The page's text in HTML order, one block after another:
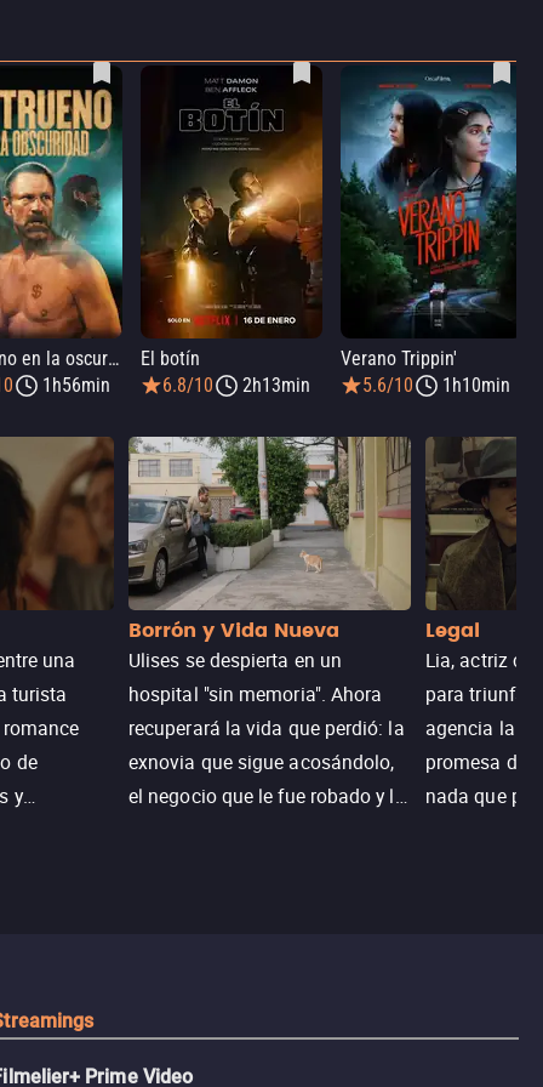
Un trueno en la oscuridad
1h56min
El botín
6.8/10
2h13min
Verano Trippin'
5.6/10
1h10min
una
turista
de
y
Borrón y Vida Nueva
Ulises se despierta en un
hospital "sin memoria". Ahora
recuperará la vida que perdió: la
exnovia que sigue acosándolo,
el negocio que le fue robado y la
Legal
Lia, actriz
para triunfar
agencia la
promesa de
nada que
Prime Video